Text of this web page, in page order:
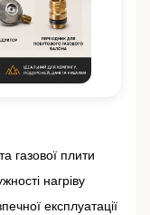
газової плити
нагріву
експлуатації